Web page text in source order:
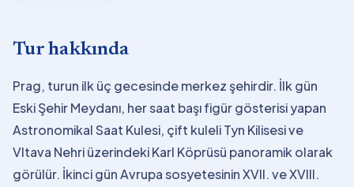
Tur hakkında
Prag, turun ilk üç gecesinde merkez şehirdir. İlk gün
Eski Şehir Meydanı, her saat başı figür gösterisi yapan
Astronomikal Saat Kulesi, çift kuleli Tyn Kilisesi ve
Vltava Nehri üzerindeki Karl Köprüsü panoramik olarak
görülür. İkinci gün Avrupa sosyetesinin XVII. ve XVIII.